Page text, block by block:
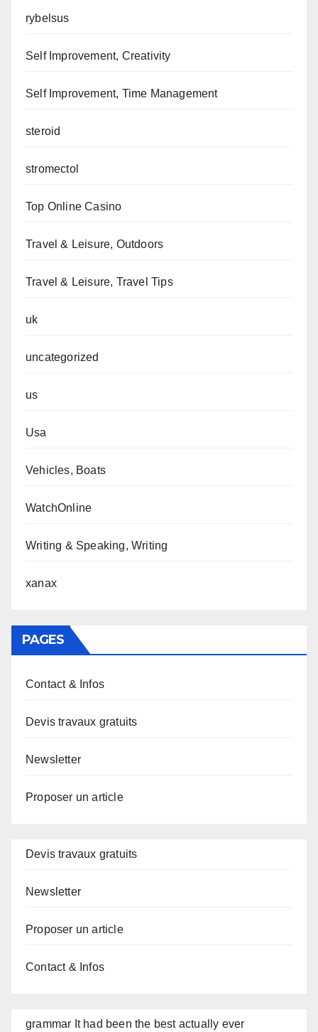
rybelsus
Self Improvement, Creativity
Self Improvement, Time Management
steroid
stromectol
Top Online Casino
Travel & Leisure, Outdoors
Travel & Leisure, Travel Tips
uk
uncategorized
us
Usa
Vehicles, Boats
WatchOnline
Writing & Speaking, Writing
xanax
PAGES
Contact & Infos
Devis travaux gratuits
Newsletter
Proposer un article
Devis travaux gratuits
Newsletter
Proposer un article
Contact & Infos
grammar It had been the best actually ever